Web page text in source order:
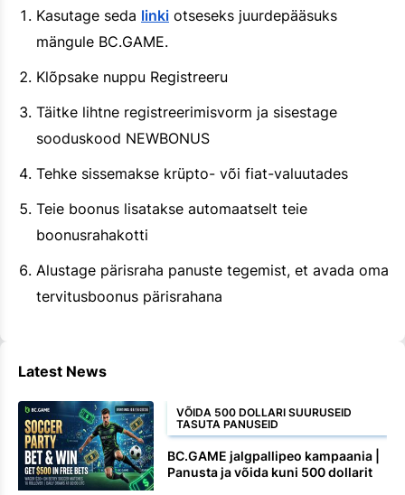
Kasutage seda linki otseseks juurdepääsuks
mängule BC.GAME.
Klõpsake nuppu Registreeru
Täitke lihtne registreerimisvorm ja sisestage
sooduskood NEWBONUS
Tehke sissemakse krüpto- või fiat-valuutades
Teie boonus lisatakse automaatselt teie
boonusrahakotti
Alustage pärisraha panuste tegemist, et avada oma
tervitusboonus pärisrahana
Latest News
VÕIDA 500 DOLLARI SUURUSEID
TASUTA PANUSEID
BC.GAME jalgpallipeo kampaania |
Panusta ja võida kuni 500 dollarit